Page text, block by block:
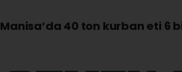
Manisa’da 40 ton kurban eti 6